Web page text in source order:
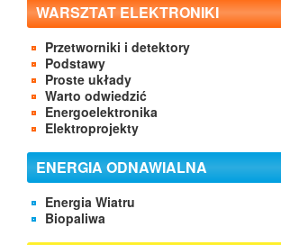
WARSZTAT ELEKTRONIKI
Przetworniki i detektory
Podstawy
Proste układy
Warto odwiedzić
Energoelektronika
Elektroprojekty
ENERGIA ODNAWIALNA
Energia Wiatru
Biopaliwa